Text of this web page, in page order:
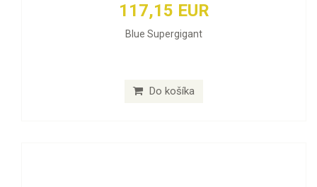
117,15 EUR
Blue Supergigant
Do košíka